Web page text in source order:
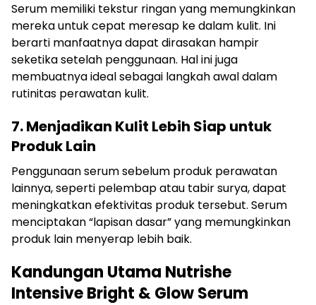
Serum memiliki tekstur ringan yang memungkinkan
mereka untuk cepat meresap ke dalam kulit. Ini
berarti manfaatnya dapat dirasakan hampir
seketika setelah penggunaan. Hal ini juga
membuatnya ideal sebagai langkah awal dalam
rutinitas perawatan kulit.
7. Menjadikan Kulit Lebih Siap untuk
Produk Lain
Penggunaan serum sebelum produk perawatan
lainnya, seperti pelembap atau tabir surya, dapat
meningkatkan efektivitas produk tersebut. Serum
menciptakan “lapisan dasar” yang memungkinkan
produk lain menyerap lebih baik.
Kandungan Utama Nutrishe
Intensive Bright & Glow Serum